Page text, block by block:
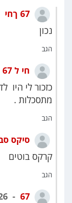
67 ךחי
נכון
הגב
חי ל 67
כזכור לי היו
מתסכלות .
הגב
סיקס
קרקס בוטים
הגב
67